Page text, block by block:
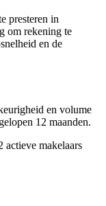
presteren in
om rekening te
en de
en volume
12 maanden.
actieve makelaars